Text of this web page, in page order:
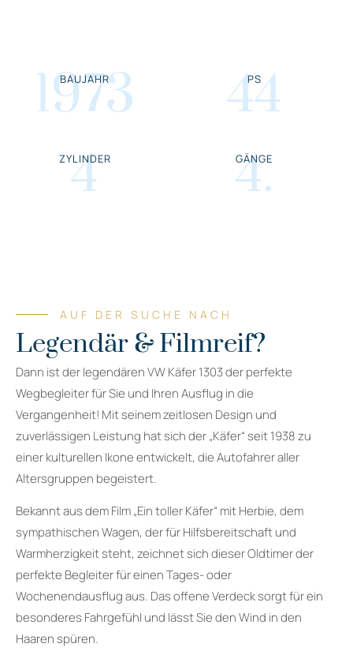
1973
BAUJAHR 44
PS
4
ZYLINDER 4.
GÄNGE
AUF DER SUCHE NACH
Legendär & Filmreif?
Dann ist der legendären VW Käfer 1303 der perfekte
Wegbegleiter für Sie und Ihren Ausflug in die
Vergangenheit! Mit seinem zeitlosen Design und
zuverlässigen Leistung hat sich der „Käfer“ seit 1938 zu
einer kulturellen Ikone entwickelt, die Autofahrer aller
Altersgruppen begeistert.
Bekannt aus dem Film „Ein toller Käfer“ mit Herbie, dem
sympathischen Wagen, der für Hilfsbereitschaft und
Warmherzigkeit steht, zeichnet sich dieser Oldtimer der
perfekte Begleiter für einen Tages- oder
Wochenendausflug aus. Das offene Verdeck sorgt für ein
besonderes Fahrgefühl und lässt Sie den Wind in den
Haaren spüren.